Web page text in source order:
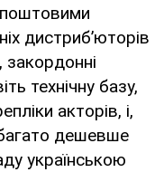
поштовими
дистриб’юторів
технічну базу,
акторів, і,
дешевше
українською